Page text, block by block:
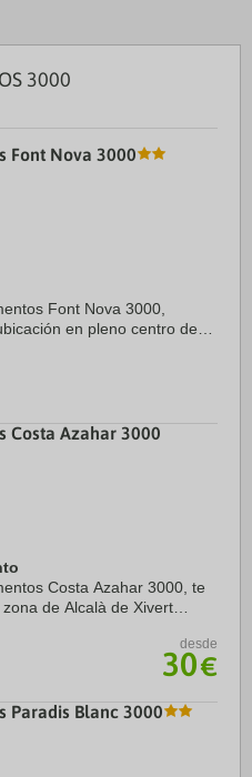
3000
Font Nova 3000
Font Nova 3000,
en pleno centro de
este apartamento se ...
Costa Azahar 3000
Costa Azahar 3000, te
de Alcalà de Xivert
...
desde
30€
Paradis Blanc 3000